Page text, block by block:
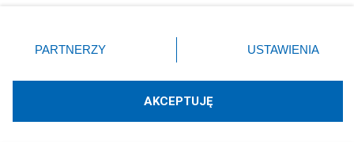
Technologię dostarcza:W3media.pl
zmienić/wycofać klikając przycisk ustawień prywatności
znajdujący się w lewym dolnym rogu strony
rodzaje przetwarzania danych nie wymagają zgody
użytkownika, ale masz prawo sprzeciwić się takiemu
PARTNERZY USTAWIENIA
AKCEPTUJĘ